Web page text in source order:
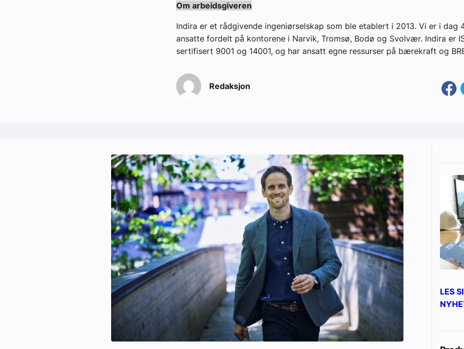
Om arbeidsgiveren
Indira er et rådgivende ingeniørselskap som ble etablert i 2013. Vi er i dag
ansatte fordelt på kontorene i Narvik, Tromsø, Bodø og Svolvær. Indira er
sertifisert 9001 og 14001, og har ansatt egne ressurser på bærekraft og
Redaksjon
LES